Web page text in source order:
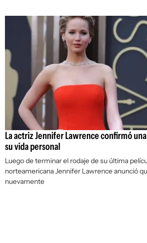
La actriz Jennifer Lawrence confirmó
su vida personal
Luego de terminar el rodaje de su última
norteamericana Jennifer Lawrence anunció
nuevamente